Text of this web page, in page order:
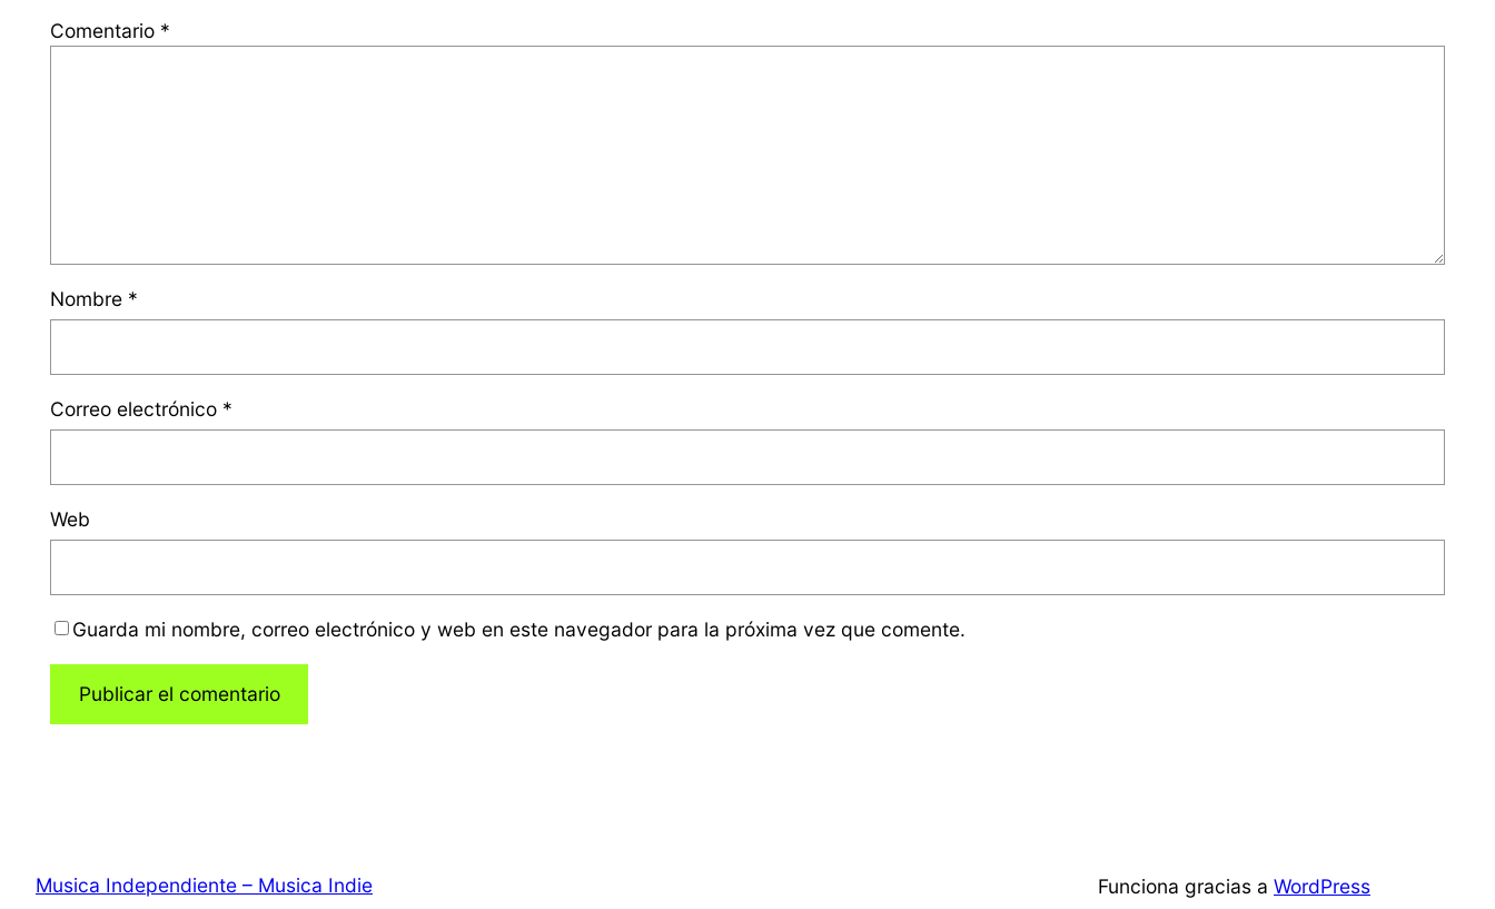
Comentario *
Nombre *
Correo electrónico *
Web
Guarda mi nombre, correo electrónico y web en este navegador para la próxima vez que comente.
Musica Independiente – Musica Indie Funciona gracias a WordPress